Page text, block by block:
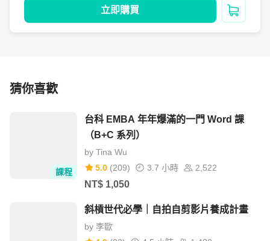
單元 6 -（Enemy）- 敵人物件的 Animator（四）
單元 7 -（Enemy）- 敵人物件與 Animator 匹配（五）
單元 8 -（Enemy）- 敵人物件的 AI 行為（進階）
立即購買
猜你喜歡
課程
台科 EMBA 年年爆滿的一門 Word 課
（B+C 系列）
by Tina Wu
5.0 (209) 3.7 小時 2,522
NT$ 1,050
斜槓世代必學｜自拍自剪影片養成計畫
by 李歐